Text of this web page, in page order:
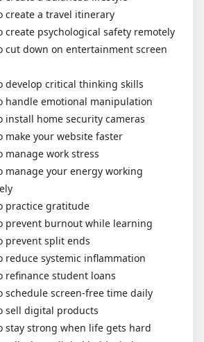
create a travel itinerary
create psychological safety remotely
cut down on entertainment screen
develop critical thinking skills
handle emotional manipulation
install home security cameras
make your website faster
manage work stress
manage your energy working
practice gratitude
prevent burnout while learning
prevent split ends
reduce systemic inflammation
refinance student loans
schedule screen-free time daily
sell digital products
stay strong when life gets hard